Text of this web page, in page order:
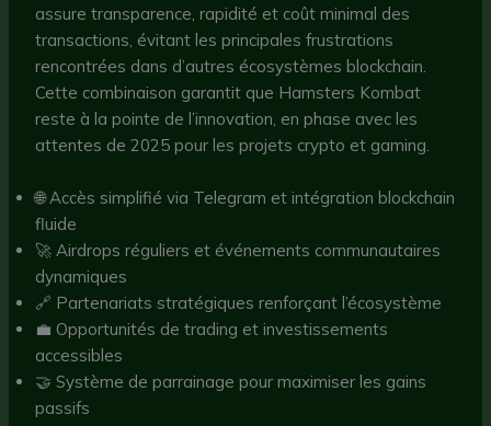
assure transparence, rapidité et coût minimal des
transactions, évitant les principales frustrations
rencontrées dans d’autres écosystèmes blockchain.
Cette combinaison garantit que Hamsters Kombat
reste à la pointe de l’innovation, en phase avec les
attentes de 2025 pour les projets crypto et gaming.
🌐 Accès simplifié via Telegram et intégration blockchain
fluide
🚀 Airdrops réguliers et événements communautaires
dynamiques
🔗 Partenariats stratégiques renforçant l’écosystème
💼 Opportunités de trading et investissements
accessibles
🤝 Système de parrainage pour maximiser les gains
passifs